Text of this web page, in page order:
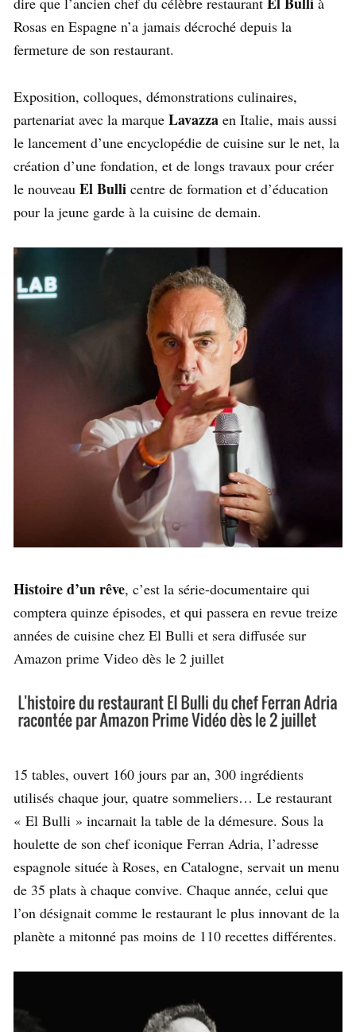
Rosas en Espagne n’a jamais décroché depuis la
fermeture de son restaurant.
Exposition, colloques, démonstrations culinaires,
partenariat avec la marque Lavazza en Italie, mais aussi
le lancement d’une encyclopédie de cuisine sur le net, la
création d’une fondation, et de longs travaux pour créer
le nouveau El Bulli centre de formation et d’éducation
pour la jeune garde à la cuisine de demain.
Histoire d’un rêve, c’est la série-documentaire qui
comptera quinze épisodes, et qui passera en revue treize
années de cuisine chez El Bulli et sera diffusée sur
Amazon prime Video dès le 2 juillet
15 tables, ouvert 160 jours par an, 300 ingrédients
utilisés chaque jour, quatre sommeliers… Le restaurant
« El Bulli » incarnait la table de la démesure. Sous la
houlette de son chef iconique Ferran Adria, l’adresse
espagnole située à Roses, en Catalogne, servait un menu
de 35 plats à chaque convive. Chaque année, celui que
l’on désignait comme le restaurant le plus innovant de la
planète a mitonné pas moins de 110 recettes différentes.